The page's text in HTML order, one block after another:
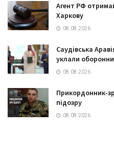
Агент РФ
Харкову
08.08.2026
Саудівська
уклали
08.08.2026
Прикордонник-
підозру
08.08.2026